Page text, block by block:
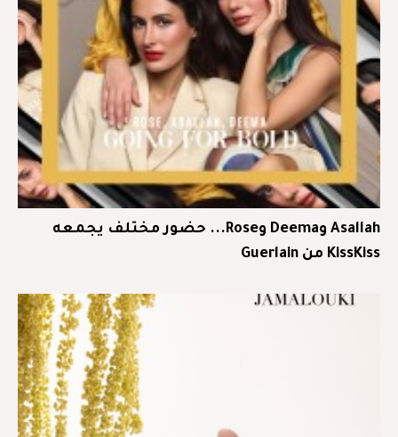
Asallah وDeema وRose... حضور مختلف يجمعه
KissKiss من Guerlain